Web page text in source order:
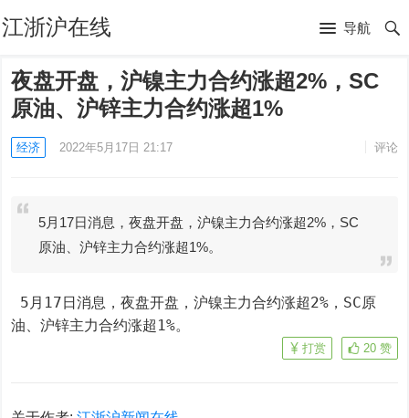
江浙沪在线 导航
夜盘开盘，沪镍主力合约涨超2%，SC
原油、沪锌主力合约涨超1%
经济 2022年5月17日 21:17 评论
5月17日消息，夜盘开盘，沪镍主力合约涨超2%，SC
原油、沪锌主力合约涨超1%。
油、沪锌主力合约涨超1%。
20 赞
打赏